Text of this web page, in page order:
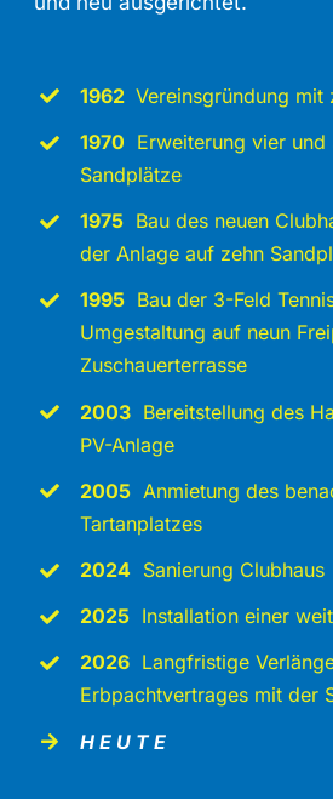
1962 Vereinsgründung mit
1970 Erweiterung vier
Sandplätze
1975 Bau des neuen
der Anlage auf zehn
1995 Bau der 3-Feld
Umgestaltung auf neun
Zuschauerterrasse
2003 Bereitstellung des
PV-Anlage
2005 Anmietung des
Tartanplatzes
2024 Sanierung Clubhaus
2025 Installation einer
2026 Langfristige
Erbpachtvertrages mit der
H E U T E